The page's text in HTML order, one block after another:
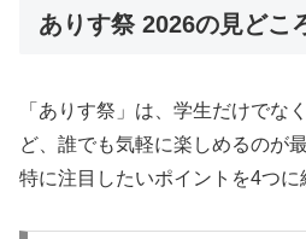
ありす祭 2026の見どこ
「ありす祭」は、学生だけでな
ど、誰でも気軽に楽しめるのが
特に注目したいポイントを4つに